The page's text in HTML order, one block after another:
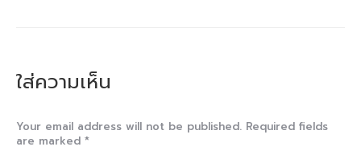
ใส่ความเห็น
Your email address will not be published. Required fields
are marked *